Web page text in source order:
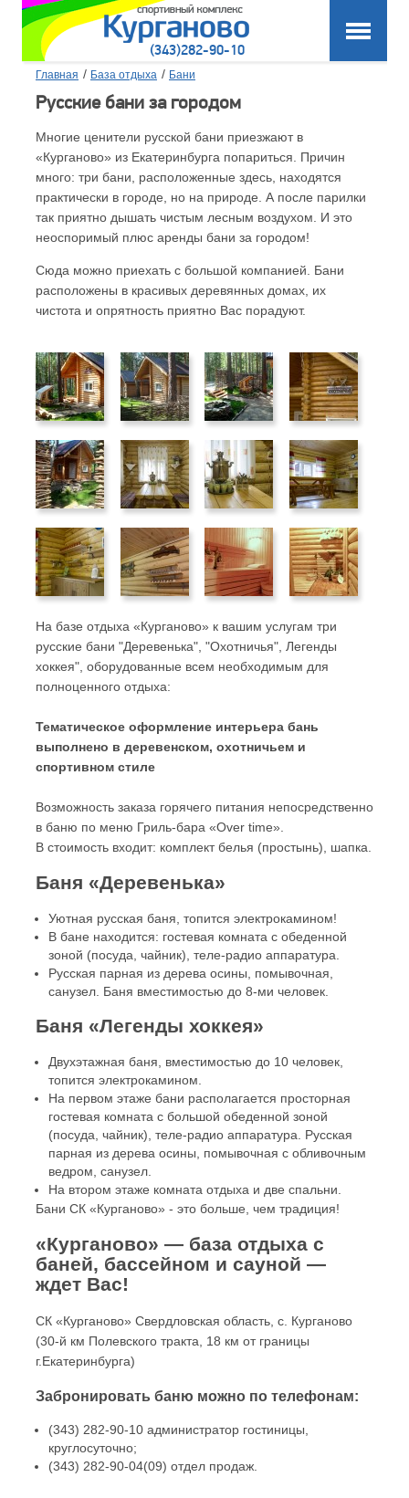
(343)282-90-10
Главная / База отдыха / Бани
Русские бани за городом
Многие ценители русской бани приезжают в
«Курганово» из Екатеринбурга попариться. Причин
много: три бани, расположенные здесь, находятся
практически в городе, но на природе. А после парилки
так приятно дышать чистым лесным воздухом. И это
неоспоримый плюс аренды бани за городом!
Сюда можно приехать с большой компанией. Бани
расположены в красивых деревянных домах, их
чистота и опрятность приятно Вас порадуют.
На базе отдыха «Курганово» к вашим услугам три
русские бани "Деревенька", "Охотничья", Легенды
хоккея", оборудованные всем необходимым для
полноценного отдыха:
Тематическое оформление интерьера бань
выполнено в деревенском, охотничьем и
спортивном стиле
Возможность заказа горячего питания непосредственно
в баню по меню Гриль-бара «Over time».
В стоимость входит: комплект белья (простынь), шапка.
Баня «Деревенька»
Уютная русская баня, топится электрокамином!
В бане находится: гостевая комната с обеденной
зоной (посуда, чайник), теле-радио аппаратура.
Русская парная из дерева осины, помывочная,
санузел. Баня вместимостью до 8-ми человек.
Баня «Легенды хоккея»
Двухэтажная баня, вместимостью до 10 человек,
топится электрокамином.
На первом этаже бани располагается просторная
гостевая комната с большой обеденной зоной
(посуда, чайник), теле-радио аппаратура. Русская
парная из дерева осины, помывочная с обливочным
ведром, санузел.
На втором этаже комната отдыха и две спальни.
Бани СК «Курганово» - это больше, чем традиция!
«Курганово» — база отдыха с
баней, бассейном и сауной —
ждет Вас!
СК «Курганово» Свердловская область, с. Курганово
(30-й км Полевского тракта, 18 км от границы
г.Екатеринбурга)
Забронировать баню можно по телефонам:
(343) 282-90-10 администратор гостиницы,
круглосуточно;
(343) 282-90-04(09) отдел продаж.